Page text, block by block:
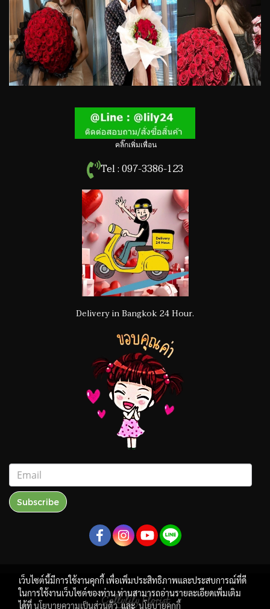
คลิ๊กเพิ่มเพื่อน
Tel : 097-3386-123
Delivery in Bangkok 24 Hour.
Subscribe
Callylily Florist
เว็บไซต์นี้มีการใช้งานคุกกี้ เพื่อเพิ่มประสิทธิภาพและประสบการณ์ที่ดี
ในการใช้งานเว็บไซต์ของท่าน ท่านสามารถอ่านรายละเอียดเพิ่มเติม
ได้ที่นโยบายความเป็นส่วนตัวและนโยบายคุกกี้